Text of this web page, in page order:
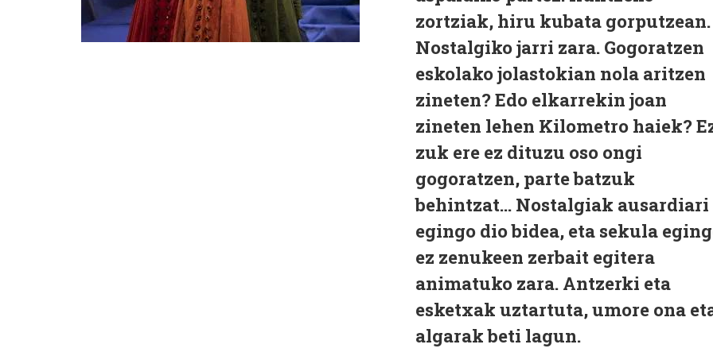
zortziak, hiru kubata gorputzean.
Nostalgiko jarri zara. Gogoratzen
eskolako jolastokian nola aritzen
zineten? Edo elkarrekin joan
zineten lehen Kilometro haiek?
zuk ere ez dituzu oso ongi
gogoratzen, parte batzuk
behintzat... Nostalgiak ausardiari
egingo dio bidea, eta sekula
ez zenukeen zerbait egitera
animatuko zara. Antzerki eta
esketxak uztartuta, umore ona
algarak beti lagun.